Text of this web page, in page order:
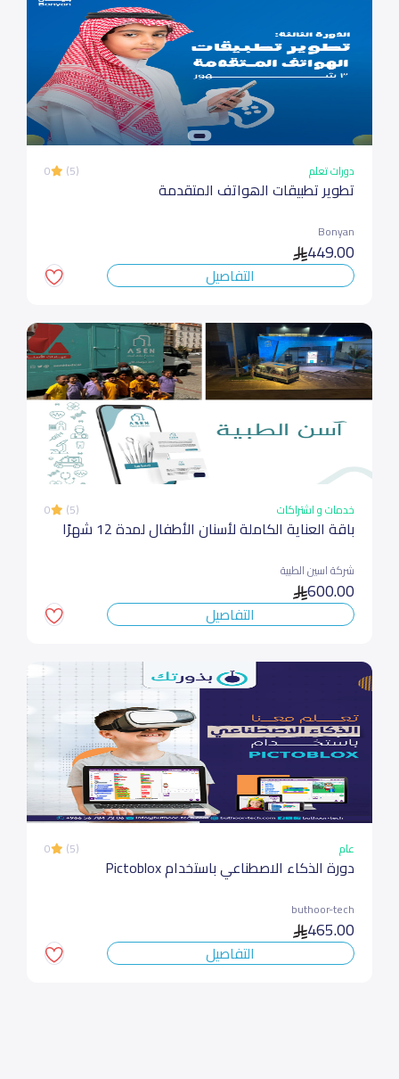
دورات تعلم (5)
0
تطویر تطبیقات الھواتف المتقدمة
Bonyan
449.00
التفاصيل
خدمات و اشتراكات (5)
0
باقة العناية الكاملة لأسنان الأطفال لمدة 12 شهرًا
شركة اسين الطبية
600.00
التفاصيل
عام (5)
0
دورة الذكاء الاصطناعي باستخدام Pictoblox
buthoor-tech
465.00
التفاصيل